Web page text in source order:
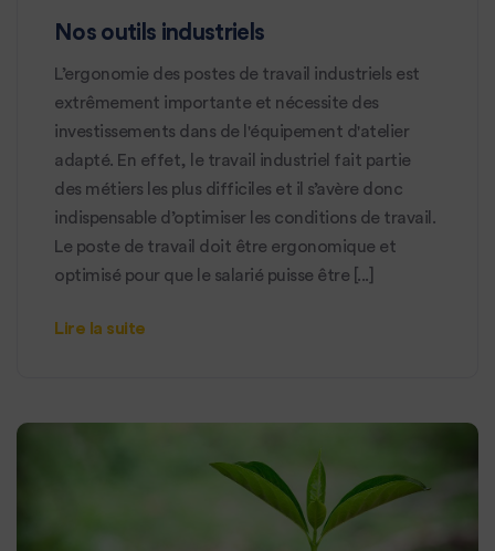
Nos outils industriels
L’ergonomie des postes de travail industriels est
extrêmement importante et nécessite des
investissements dans de l'équipement d'atelier
adapté. En effet, le travail industriel fait partie
des métiers les plus difficiles et il s’avère donc
indispensable d’optimiser les conditions de travail.
Le poste de travail doit être ergonomique et
optimisé pour que le salarié puisse être [...]
Lire la suite